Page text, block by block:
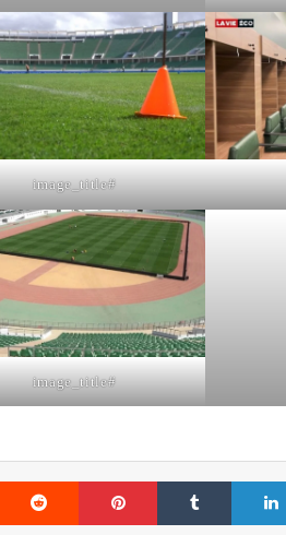
#image_title
#image_title
LinkedIn
Tumblr
Pinterest